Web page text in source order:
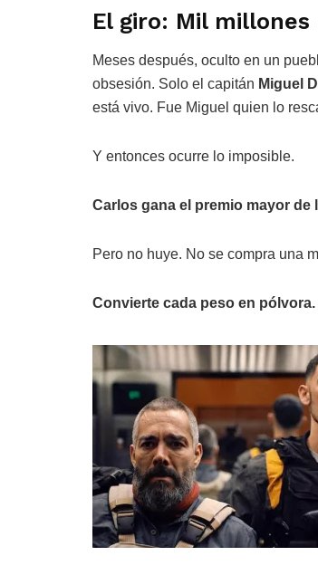
El giro: Mil
Meses después, oculto en un
obsesión. Solo el capitán Miguel
está vivo. Fue Miguel quien lo
Y entonces ocurre lo imposible.
Carlos gana el premio mayor de
Pero no huye. No se compra una
Convierte cada peso en pólvora.